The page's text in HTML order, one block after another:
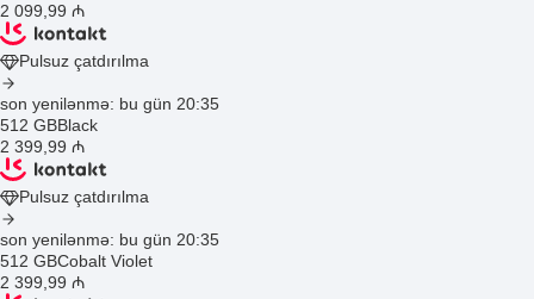
2 099 ,99 ₼
Pulsuz çatdırılma
son yenilənmə: bu gün 20:35
512 GBBlack
2 399 ,99 ₼
Pulsuz çatdırılma
son yenilənmə: bu gün 20:35
512 GBCobalt Violet
2 399 ,99 ₼